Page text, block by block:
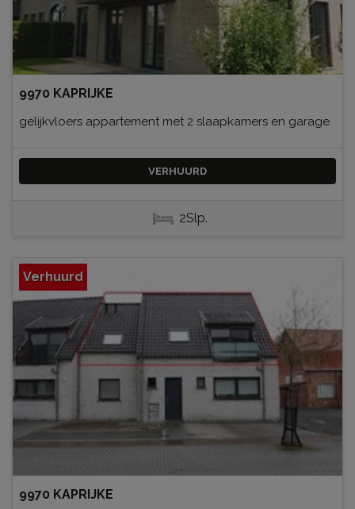
9970 KAPRIJKE
gelijkvloers appartement met 2 slaapkamers en garage
VERHUURD
2Slp.
Verhuurd
9970 KAPRIJKE